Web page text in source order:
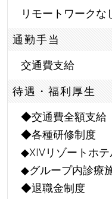
リモートワークな
通勤手当
交通費支給
待遇・福利厚生
◆交通費全額支給
◆各種研修制度
◆XIVリゾートホ
◆グループ内診療
◆退職金制度